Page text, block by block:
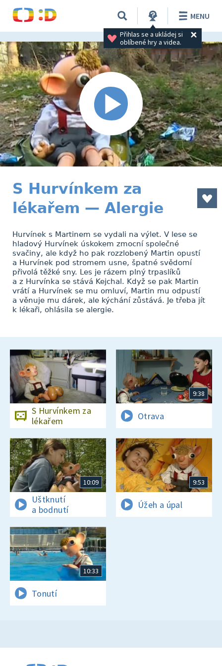
Přihlas se a ukládej si
oblíbené hry a videa.
MENU
S Hurvínkem za
lékařem — Alergie
Hurvínek s Martinem se vydali na výlet. V lese se
hladový Hurvínek úskokem zmocní společné
svačiny, ale když ho pak rozzlobený Martin opustí
a Hurvínek pod stromem usne, špatné svědomí
přivolá těžké sny. Les je rázem plný trpaslíků
a z Hurvínka se stává Kejchal. Když se pak Martin
vrátí a Hurvínek se mu omluví, Martin mu odpustí
a věnuje mu dárek, ale kýchání zůstává. Je třeba jít
k lékaři, ohlásila se alergie.
S Hurvínkem za
lékařem
9:38
Otrava
10:09
Uštknutí
a bodnutí
9:53
Úžeh a úpal
10:33
Tonutí